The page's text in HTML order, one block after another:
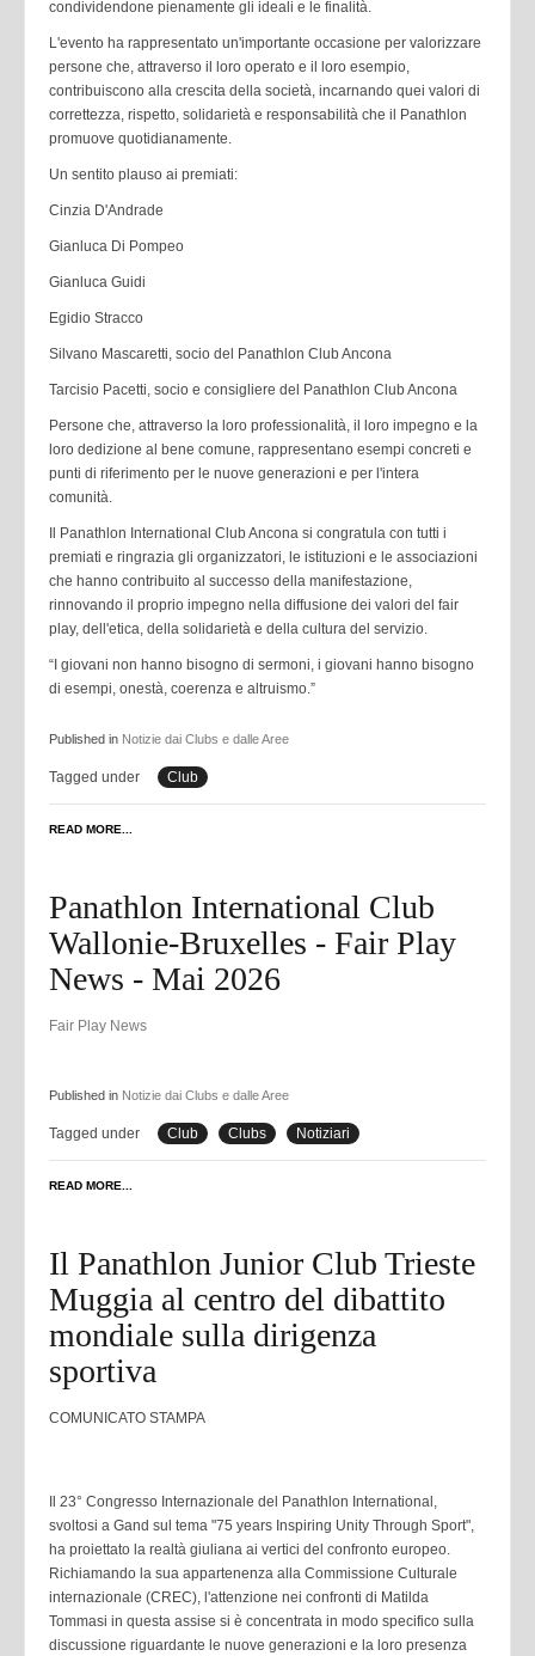
condividendone pienamente gli ideali e le finalità.
L'evento ha rappresentato un'importante occasione per valorizzare
persone che, attraverso il loro operato e il loro esempio,
contribuiscono alla crescita della società, incarnando quei valori di
correttezza, rispetto, solidarietà e responsabilità che il Panathlon
promuove quotidianamente.
Un sentito plauso ai premiati:
Cinzia D'Andrade
Gianluca Di Pompeo
Gianluca Guidi
Egidio Stracco
Silvano Mascaretti, socio del Panathlon Club Ancona
Tarcisio Pacetti, socio e consigliere del Panathlon Club Ancona
Persone che, attraverso la loro professionalità, il loro impegno e la
loro dedizione al bene comune, rappresentano esempi concreti e
punti di riferimento per le nuove generazioni e per l'intera
comunità.
Il Panathlon International Club Ancona si congratula con tutti i
premiati e ringrazia gli organizzatori, le istituzioni e le associazioni
che hanno contribuito al successo della manifestazione,
rinnovando il proprio impegno nella diffusione dei valori del fair
play, dell'etica, della solidarietà e della cultura del servizio.
“I giovani non hanno bisogno di sermoni, i giovani hanno bisogno
di esempi, onestà, coerenza e altruismo.”
Published in Notizie dai Clubs e dalle Aree
Tagged under Club
READ MORE...
Panathlon International Club
Wallonie-Bruxelles - Fair Play
News - Mai 2026
Fair Play News
Published in Notizie dai Clubs e dalle Aree
Tagged under Club Clubs Notiziari
READ MORE...
Il Panathlon Junior Club Trieste
Muggia al centro del dibattito
mondiale sulla dirigenza
sportiva
COMUNICATO STAMPA
Il 23° Congresso Internazionale del Panathlon International,
svoltosi a Gand sul tema "75 years Inspiring Unity Through Sport",
ha proiettato la realtà giuliana ai vertici del confronto europeo.
Richiamando la sua appartenenza alla Commissione Culturale
internazionale (CREC), l'attenzione nei confronti di Matilda
Tommasi in questa assise si è concentrata in modo specifico sulla
discussione riguardante le nuove generazioni e la loro presenza